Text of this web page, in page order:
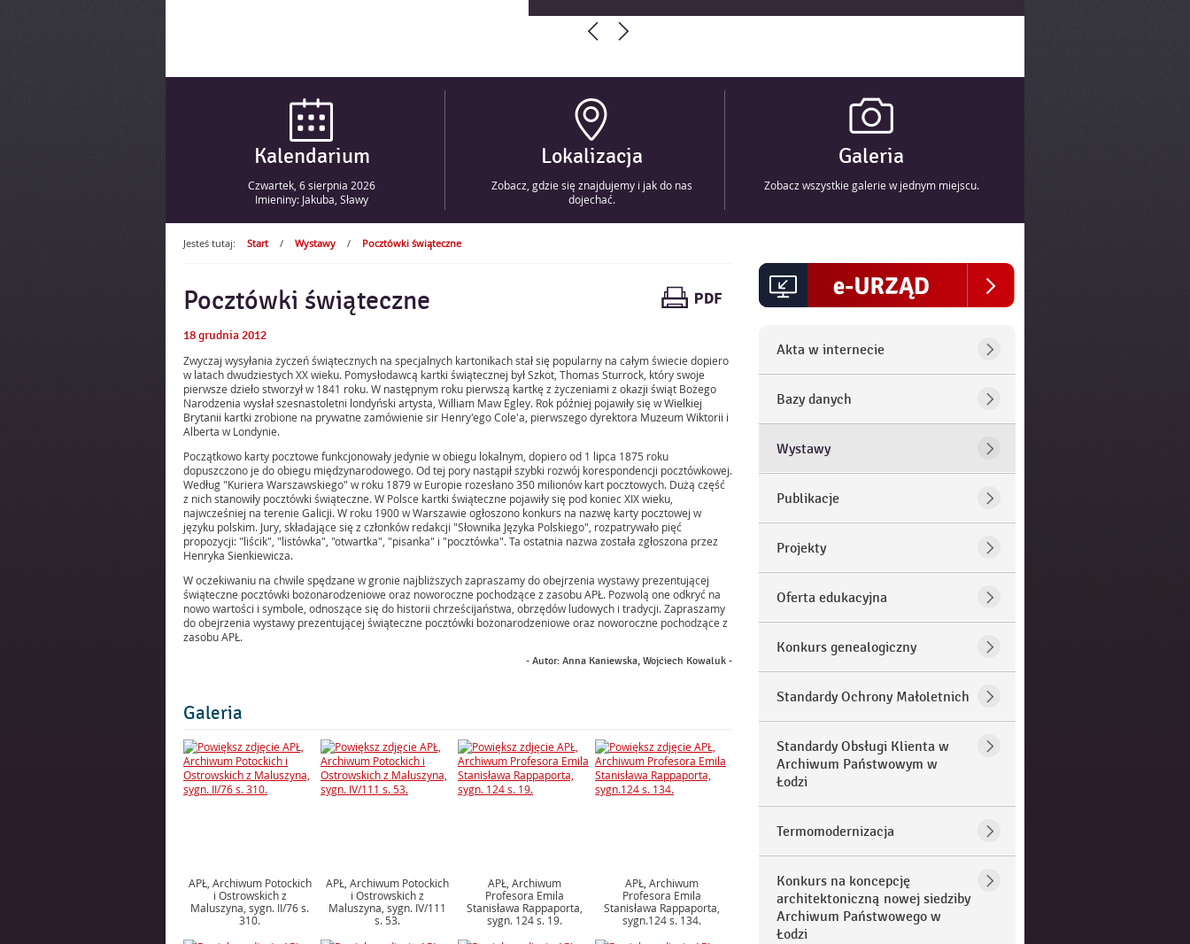
Kalendarium
Czwartek, 6sierpnia 2026
Imieniny: Jakuba, Sławy
Lokalizacja
Zobacz, gdzie się znajdujemy i jak do nas
dojechać.
Galeria
Zobacz wszystkie galerie w jednym miejscu.
Jesteś tutaj: Start / Wystawy / Pocztówki świąteczne
Pocztówki świąteczne
18grudnia2012
Zwyczaj wysyłania życzeń świątecznych na specjalnych kartonikach stał się popularny na całym świecie dopiero
w latach dwudziestych XX wieku. Pomysłodawcą kartki świątecznej był Szkot, Thomas Sturrock, który swoje
pierwsze dzieło stworzył w 1841 roku. W następnym roku pierwszą kartkę z życzeniami z okazji świąt Bożego
Narodzenia wysłał szesnastoletni londyński artysta, William Maw Egley. Rok później pojawiły się w Wielkiej
Brytanii kartki zrobione na prywatne zamówienie sir Henry'ego Cole'a, pierwszego dyrektora Muzeum Wiktorii i
Alberta w Londynie.
Początkowo karty pocztowe funkcjonowały jedynie w obiegu lokalnym, dopiero od 1 lipca 1875 roku
dopuszczono je do obiegu międzynarodowego. Od tej pory nastąpił szybki rozwój korespondencji pocztówkowej.
Według "Kuriera Warszawskiego" w roku 1879 w Europie rozesłano 350 milionów kart pocztowych. Dużą część
z nich stanowiły pocztówki świąteczne. W Polsce kartki świąteczne pojawiły się pod koniec XIX wieku,
najwcześniej na terenie Galicji. W roku 1900 w Warszawie ogłoszono konkurs na nazwę karty pocztowej w
języku polskim. Jury, składające się z członków redakcji "Słownika Języka Polskiego", rozpatrywało pięć
propozycji: "liścik", "listówka", "otwartka", "pisanka" i "pocztówka". Ta ostatnia nazwa została zgłoszona przez
Henryka Sienkiewicza.
W oczekiwaniu na chwile spędzane w gronie najbliższych zapraszamy do obejrzenia wystawy prezentującej
świąteczne pocztówki bożonarodzeniowe oraz noworoczne pochodzące z zasobu APŁ. Pozwolą one odkryć na
nowo wartości i symbole, odnoszące się do historii chrześcijaństwa, obrzędów ludowych i tradycji. Zapraszamy
do obejrzenia wystawy prezentującej świąteczne pocztówki bożonarodzeniowe oraz noworoczne pochodzące z
zasobu APŁ.
Autor: Anna Kaniewska, Wojciech Kowaluk
Galeria
APŁ, Archiwum Potockich
i Ostrowskich z
Maluszyna, sygn. II/76 s.
310.
APŁ, Archiwum Potockich
i Ostrowskich z
Maluszyna, sygn. IV/111
s. 53.
APŁ, Archiwum
Profesora Emila
Stanisława Rappaporta,
sygn. 124 s. 19.
APŁ, Archiwum
Profesora Emila
Stanisława Rappaporta,
sygn.124 s. 134.
Menu dodatkowe
Akta w internecie
Bazy danych
Wystawy
Publikacje
Projekty
Oferta edukacyjna
Konkurs genealogiczny
Standardy Ochrony Małoletnich
Standardy Obsługi Klienta w
Archiwum Państwowym w
Łodzi
Termomodernizacja
Konkurs na koncepcję
architektoniczną nowej siedziby
Archiwum Państwowego w
Łodzi